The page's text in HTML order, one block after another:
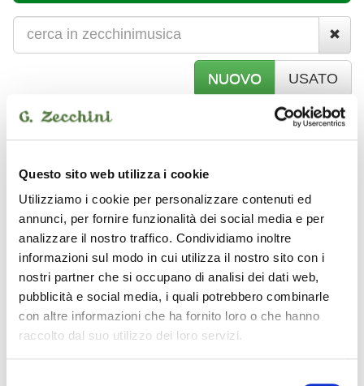
Questo sito web utilizza i cookie
Utilizziamo i cookie per personalizzare contenuti ed
annunci, per fornire funzionalità dei social media e per
analizzare il nostro traffico. Condividiamo inoltre
informazioni sul modo in cui utilizza il nostro sito con i
nostri partner che si occupano di analisi dei dati web,
pubblicità e social media, i quali potrebbero combinarle
con altre informazioni che ha fornito loro o che hanno
raccolto dal suo utilizzo dei loro servizi.
NUOVO USATO
S
TROMBOTINE